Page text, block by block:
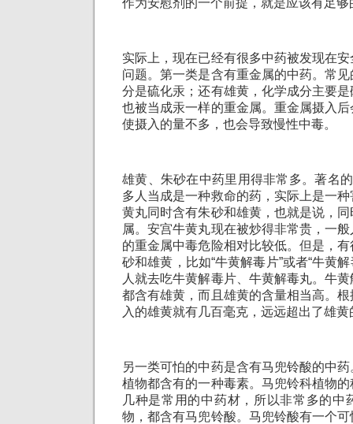
作为安慰剂的一个前提，就是应该有足够
实际上，现在已经有很多中药被发现在
问题。第一类是含有重金属的中药。常
分是硫化汞；还有雄黄，化学成分主要
也被当成汞一样的重金属。重金属摄入
使摄入的量不多，也会导致慢性中毒。
雄黄、朱砂在中药里用得非常多。著名
多人当成是一种救命的药，实际上是一
黄丸同时含有朱砂和雄黄，也就是说，
属。安宫牛黄丸现在被炒得非常贵，一
的重金属中毒危险相对比较低。但是，
砂和雄黄，比如“牛黄解毒片”或者“牛黄解
人就去吃牛黄解毒片、牛黄解毒丸。牛
都含有雄黄，而且雄黄的含量相当高。
入的雄黄就有几百毫克，远远超出了雄
另一类可怕的中药是含有马兜铃酸的中
植物都含有的一种毒素。马兜铃科植物
几种是常用的中药材，所以非常多的中
物，都含有马兜铃酸。马兜铃酸有一个